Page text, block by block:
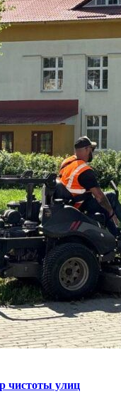
чистоты улиц